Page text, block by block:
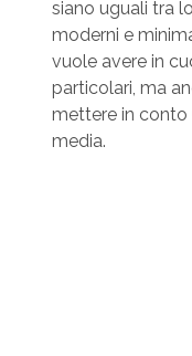
siano uguali tra
moderni e
vuole avere in
particolari, ma
mettere in
media.